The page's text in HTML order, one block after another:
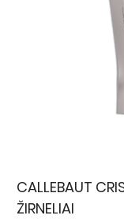
CALLEBAUT
ŽIRNELIAI